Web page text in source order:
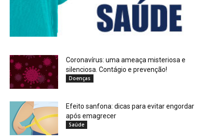
Coronavírus: uma ameaça misteriosa e
silenciosa. Contágio e prevenção!
Doenças
Efeito sanfona: dicas para evitar engordar
após emagrecer
Saúde